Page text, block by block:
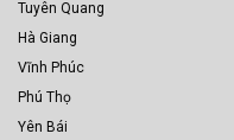
Tuyên Quang
Hà Giang
Vĩnh Phúc
Phú Thọ
Yên Bái